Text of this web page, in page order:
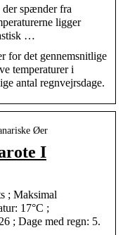
spænder fra
ligger
…
for det gennemsnitlige
temperaturer i
antal regnvejrsdage.
Øer
I
; Maksimal
17°C ;
; Dage med regn: 5.